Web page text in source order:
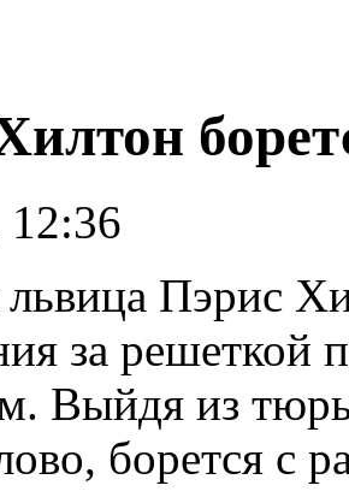
12:36
львица Пэрис
за решеткой
Выйдя из
борется с